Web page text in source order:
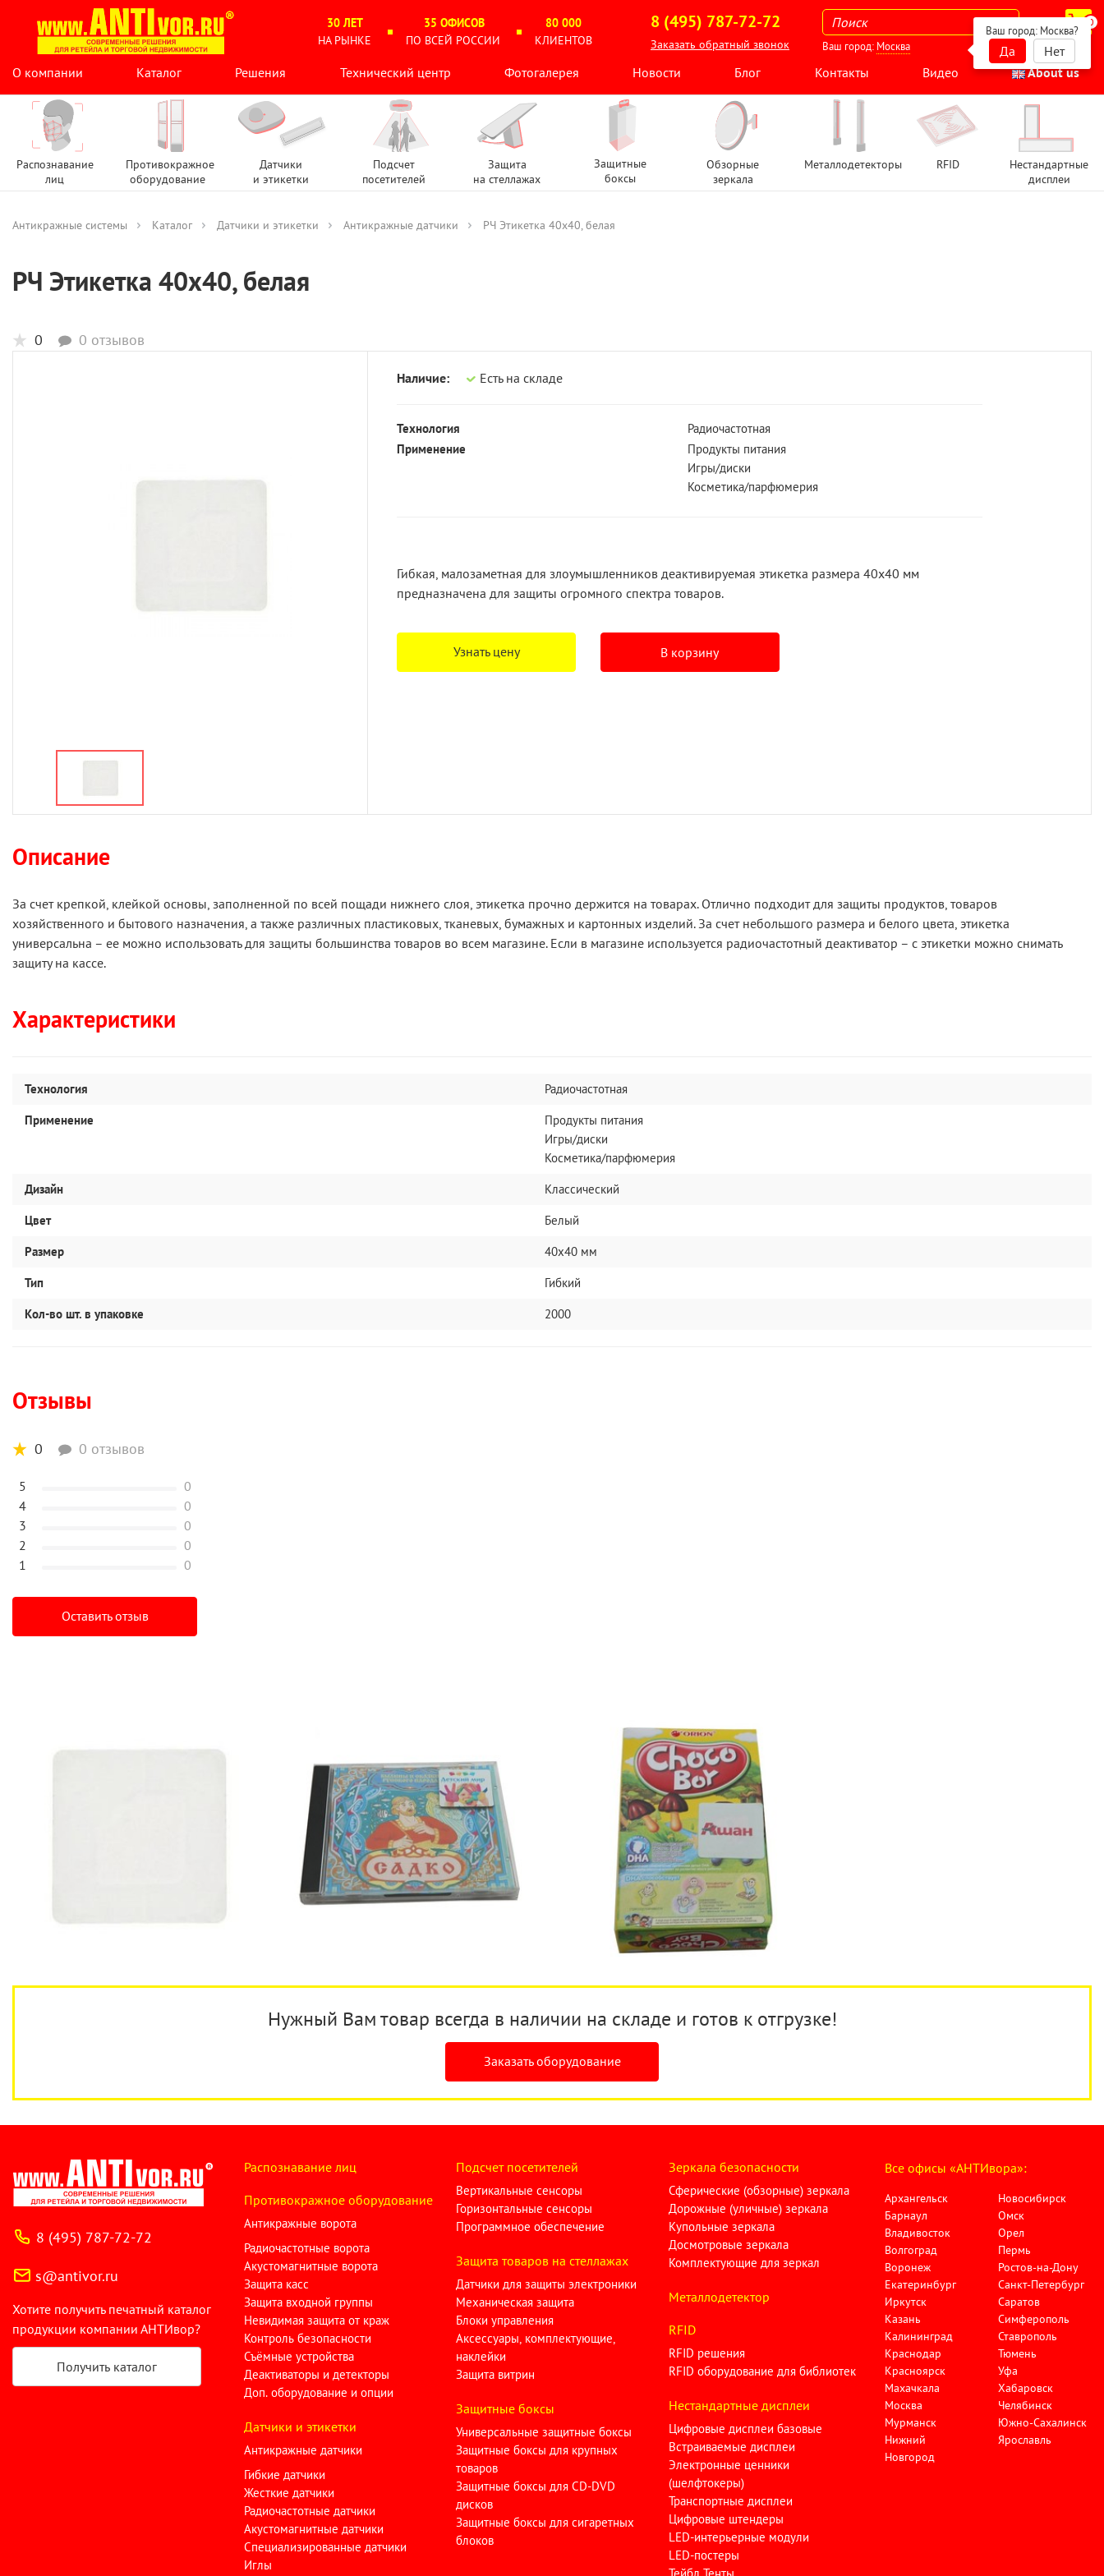
30 ЛЕТ
НА РЫНКЕ
35 ОФИСОВ
ПО ВСЕЙ РОССИИ
80 000
КЛИЕНТОВ
8 (495) 787-72-72
Заказать обратный звонок
0
Ваш город: Москва
Ваш город: Москва?
Да
Нет
О компании
Каталог Решения Технический центр Фотогалерея Новости Блог Контакты Видео About us
Распознавание
лиц
Противокражное
оборудование
Датчики
и этикетки
Подсчет
посетителей
Защита
на стеллажах
Защитные
боксы
Обзорные
зеркала
Металлодетекторы RFID
Нестандартные
дисплеи
Антикражные системы Каталог Датчики и этикетки Антикражные датчики РЧ Этикетка 40х40, белая
РЧ Этикетка 40х40, белая
0 0 отзывов
Наличие: Есть на складе
Технология
Радиочастотная
Применение
Продукты питания
Игры/диски
Косметика/парфюмерия
Гибкая, малозаметная для злоумышленников деактивируемая этикетка размера 40x40 мм
предназначена для защиты огромного спектра товаров.
Узнать цену В корзину
Описание
За счет крепкой, клейкой основы, заполненной по всей пощади нижнего слоя, этикетка прочно держится на товарах. Отлично подходит для защиты продуктов, товаров
хозяйственного и бытового назначения, а также различных пластиковых, тканевых, бумажных и картонных изделий. За счет небольшого размера и белого цвета, этикетка
универсальна – ее можно использовать для защиты большинства товаров во всем магазине. Если в магазине используется радиочастотный деактиватор – с этикетки можно снимать
защиту на кассе.
Характеристики
Технология
Радиочастотная
Применение
Продукты питания
Игры/диски
Косметика/парфюмерия
Дизайн
Классический
Цвет
Белый
Размер
40х40 мм
Тип
Гибкий
Кол-во шт. в упаковке
2000
Отзывы
0 0 отзывов
5
0
4
0
3
0
2
0
1
0
Оставить отзыв
Нужный Вам товар всегда в наличии на складе и готов к отгрузке!
Заказать оборудование
8 (495) 787-72-72
s@antivor.ru
Хотите получить печатный каталог
продукции компании АНТИвор?
Получить каталог
Распознавание лиц
Противокражное оборудование
Антикражные ворота
Радиочастотные ворота
Акустомагнитные ворота
Защита касс
Защита входной группы
Невидимая защита от краж
Контроль безопасности
Съёмные устройства
Деактиваторы и детекторы
Доп. оборудование и опции
Датчики и этикетки
Антикражные датчики
Гибкие датчики
Жесткие датчики
Радиочастотные датчики
Акустомагнитные датчики
Специализированные датчики
Иглы
Подсчет посетителей
Вертикальные сенсоры
Горизонтальные сенсоры
Программное обеспечение
Защита товаров на стеллажах
Датчики для защиты электроники
Механическая защита
Блоки управления
Аксессуары, комплектующие,
наклейки
Защита витрин
Защитные боксы
Универсальные защитные боксы
Защитные боксы для крупных
товаров
Защитные боксы для CD-DVD
дисков
Защитные боксы для сигаретных
блоков
Зеркала безопасности
Сферические (обзорные) зеркала
Дорожные (уличные) зеркала
Купольные зеркала
Досмотровые зеркала
Комплектующие для зеркал
Металлодетектор
RFID
RFID решения
RFID оборудование для библиотек
Нестандартные дисплеи
Цифровые дисплеи базовые
Встраиваемые дисплеи
Электронные ценники
(шелфтокеры)
Транспортные дисплеи
Цифровые штендеры
LED-интерьерные модули
LED-постеры
Все офисы «АНТИвора»:
Архангельск
Барнаул
Владивосток
Волгоград
Воронеж
Екатеринбург
Иркутск
Казань
Калининград
Краснодар
Красноярск
Махачкала
Москва
Мурманск
Нижний
Новгород
Новосибирск
Омск
Орел
Пермь
Ростов-на-Дону
Санкт-Петербург
Саратов
Симферополь
Ставрополь
Тюмень
Уфа
Хабаровск
Челябинск
Южно-Сахалинск
Ярославль